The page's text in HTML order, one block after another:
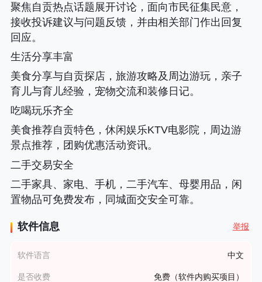
聚焦自贡热点话题展开讨论，面向市民征集民意，
接收投诉建议与问题反馈，并由相关部门作出回复
回应。
生活分享丰富
美食分享与自贡探店，旅游攻略及周边游玩，亲子
育儿与育儿经验，宠物交流和装修日记。
吃喝玩乐齐全
美食推荐自贡特色，休闲娱乐KTV电影院，周边游
景点推荐，团购优惠活动资讯。
二手交易安全
二手家具、家电、手机，二手汽车、母婴用品，闲
置物品可免费发布，同城面交安全可靠。
软件信息 举报
软件语言 中文
是否收费 免费（软件内购买项目）